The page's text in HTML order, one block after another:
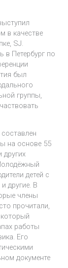
в качестве
SJ.
в Петербург по
был
группы,
на основе 55
других
детей с
другие. В
члены
прочитали,
работы
Его
документе